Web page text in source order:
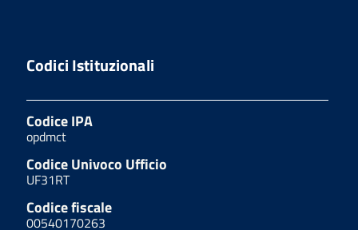
Codici Istituzionali
Codice IPA
opdmct
Codice Univoco Ufficio
UF31RT
Codice fiscale
00540170263